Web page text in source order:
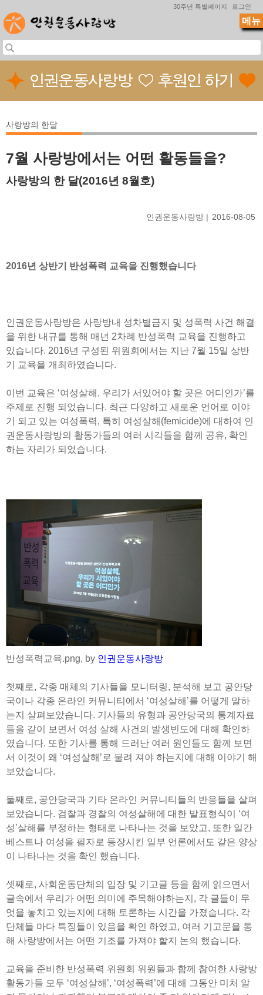
30주년 특별페이지 로그인
사랑방의 한달
7월 사랑방에서는 어떤 활동들을?
사랑방의 한 달(2016년 8월호)
인권운동사랑방 2016-08-05
2016년 상반기 반성폭력 교육을 진행했습니다
인권운동사랑방은 사랑방내 성차별금지 및 성폭력 사건 해결
을 위한 내규를 통해 매년 2차례 반성폭력 교육을 진행하고
있습니다. 2016년 구성된 위원회에서는 지난 7월 15일 상반
기 교육을 개최하였습니다.
이번 교육은 ‘여성살해, 우리가 서있어야 할 곳은 어디인가’를
주제로 진행 되었습니다. 최근 다양하고 새로운 언어로 이야
기 되고 있는 여성폭력, 특히 여성살해(femicide)에 대하여 인
권운동사랑방의 활동가들의 여러 시각들을 함께 공유, 확인
하는 자리가 되었습니다.
반성폭력교육.png, by 인권운동사랑방
첫째로, 각종 매체의 기사들을 모니터링, 분석해 보고 공안당
국이나 각종 온라인 커뮤니티에서 ‘여성살해’를 어떻게 말하
는지 살펴보았습니다. 기사들의 유형과 공안당국의 통계자료
들을 같이 보면서 여성 살해 사건의 발생빈도에 대해 확인하
였습니다. 또한 기사를 통해 드러난 여러 원인들도 함께 보면
서 이것이 왜 ‘여성살해’로 불려 져야 하는지에 대해 이야기 해
보았습니다.
둘째로, 공안당국과 기타 온라인 커뮤니티들의 반응들을 살펴
보았습니다. 검찰과 경찰의 여성살해에 대한 발표형식이 ‘여
성’살해를 부정하는 형태로 나타나는 것을 보았고, 또한 일간
베스트나 여성을 필자로 등장시킨 일부 언론에서도 같은 양상
이 나타나는 것을 확인 했습니다.
셋째로, 사회운동단체의 입장 및 기고글 등을 함께 읽으면서
글속에서 우리가 어떤 의미에 주목해야하는지, 각 글들이 무
엇을 놓치고 있는지에 대해 토론하는 시간을 가졌습니다. 각
단체들 마다 특징들이 있음을 확인 하였고, 여러 기고문을 통
해 사랑방에서는 어떤 기조를 가져야 할지 논의 했습니다.
교육을 준비한 반성폭력 위원회 위원들과 함께 참여한 사랑방
활동가들 모두 ‘여성살해’, ‘여성폭력’에 대해 그동안 미처 알
메뉴